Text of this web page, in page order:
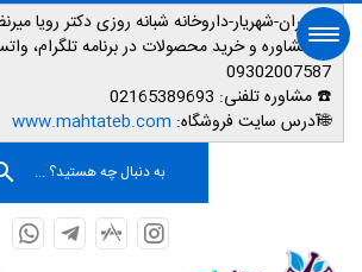
📌تهران-شهریار-داروخانه شبانه روزی دکتر رویا
📱مشاوره و خرید محصولات در برنامه تلگرام،
09302007587
☎️ مشاوره تلفنی:
🌐آدرس سایت فروشگاه: www.mahtateb.com
به دنبال چه هستید؟ ...